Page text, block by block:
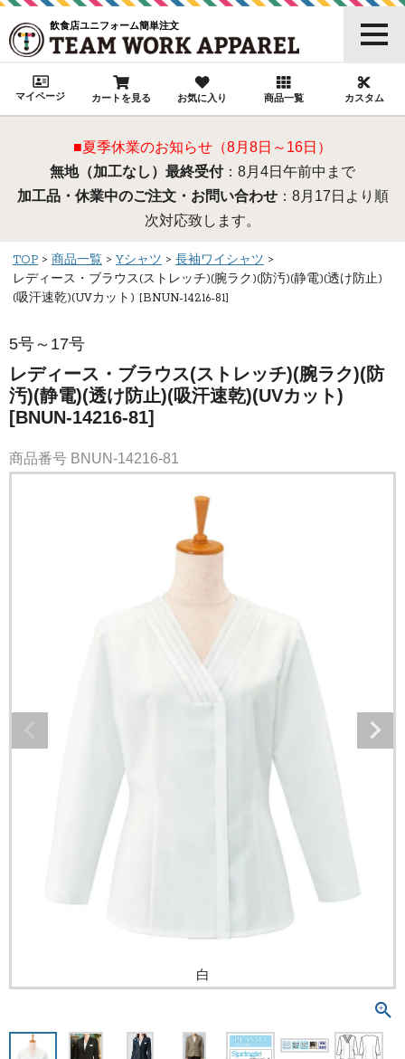
飲食店ユニフォーム簡単注文
マイページ カートを見る お気に入り 商品一覧 カスタム
■夏季休業のお知らせ（8月8日～16日）
無地（加工なし）最終受付：8月4日午前中まで
加工品・休業中のご注文・お問い合わせ：8月17日より順
次対応致します。
TOP 商品一覧 Yシャツ
長袖ワイシャツ
レディース・ブラウス(ストレッチ)(腕ラク)(防汚)(静電)(透け防止)
(吸汗速乾)(UVカット) [BNUN-14216-81]
5号～17号
レディース・ブラウス(ストレッチ)(腕ラク)(防
汚)(静電)(透け防止)(吸汗速乾)(UVカット)
[BNUN-14216-81]
商品番号 BNUN-14216-81
白